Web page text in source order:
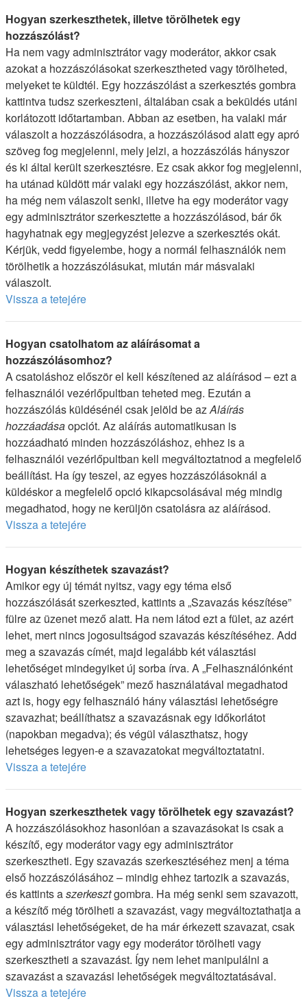
Hogyan szerkeszthetek, illetve törölhetek egy
hozzászólást?
Ha nem vagy adminisztrátor vagy moderátor, akkor csak
azokat a hozzászólásokat szerkesztheted vagy törölheted,
melyeket te küldtél. Egy hozzászólást a szerkesztés gombra
kattintva tudsz szerkeszteni, általában csak a beküldés utáni
korlátozott időtartamban. Abban az esetben, ha valaki már
válaszolt a hozzászólásodra, a hozzászólásod alatt egy apró
szöveg fog megjelenni, mely jelzi, a hozzászólás hányszor
és ki által került szerkesztésre. Ez csak akkor fog megjelenni,
ha utánad küldött már valaki egy hozzászólást, akkor nem,
ha még nem válaszolt senki, illetve ha egy moderátor vagy
egy adminisztrátor szerkesztette a hozzászólásod, bár ők
hagyhatnak egy megjegyzést jelezve a szerkesztés okát.
Kérjük, vedd figyelembe, hogy a normál felhasználók nem
törölhetik a hozzászólásukat, miután már másvalaki
válaszolt.
Vissza a tetejére
Hogyan csatolhatom az aláírásomat a
hozzászólásomhoz?
A csatoláshoz először el kell készítened az aláírásod – ezt a
felhasználói vezérlőpultban teheted meg. Ezután a
hozzászólás küldésénél csak jelöld be azAláírás
hozzáadásaopciót. Az aláírás automatikusan is
hozzáadható minden hozzászóláshoz, ehhez is a
felhasználói vezérlőpultban kell megváltoztatnod a megfelelő
beállítást. Ha így teszel, az egyes hozzászólásoknál a
küldéskor a megfelelő opció kikapcsolásával még mindig
megadhatod, hogy ne kerüljön csatolásra az aláírásod.
Vissza a tetejére
Hogyan készíthetek szavazást?
Amikor egy új témát nyitsz, vagy egy téma első
hozzászólását szerkeszted, kattints a „Szavazás készítése”
fülre az üzenet mező alatt. Ha nem látod ezt a fület, az azért
lehet, mert nincs jogosultságod szavazás készítéséhez. Add
meg a szavazás címét, majd legalább két választási
lehetőséget mindegyiket új sorba írva. A „Felhasználónként
válaszható lehetőségek” mező használatával megadhatod
azt is, hogy egy felhasználó hány választási lehetőségre
szavazhat; beállíthatsz a szavazásnak egy időkorlátot
(napokban megadva); és végül választhatsz, hogy
lehetséges legyen-e a szavazatokat megváltoztatatni.
Vissza a tetejére
Hogyan szerkeszthetek vagy törölhetek egy szavazást?
A hozzászólásokhoz hasonlóan a szavazásokat is csak a
készítő, egy moderátor vagy egy adminisztrátor
szerkesztheti. Egy szavazás szerkesztéséhez menj a téma
első hozzászólásához – mindig ehhez tartozik a szavazás,
és kattints aszerkesztgombra. Ha még senki sem szavazott,
a készítő még törölheti a szavazást, vagy megváltoztathatja a
választási lehetőségeket, de ha már érkezett szavazat, csak
egy adminisztrátor vagy egy moderátor törölheti vagy
szerkesztheti a szavazást. Így nem lehet manipulálni a
szavazást a szavazási lehetőségek megváltoztatásával.
Vissza a tetejére